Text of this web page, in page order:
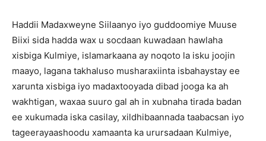
Haddii Madaxweyne Siilaanyo iyo guddoomiye Muuse
Biixi sida hadda wax u socdaan kuwadaan hawlaha
xisbiga Kulmiye, islamarkaana ay noqoto la isku joojin
maayo, lagana takhaluso musharaxiinta isbahaystay ee
xarunta xisbiga iyo madaxtooyada dibad jooga ka ah
wakhtigan, waxaa suuro gal ah in xubnaha tirada badan
ee xukumada iska casilay, xildhibaannada taabacsan iyo
tageerayaashoodu xamaanta ka urursadaan Kulmiye,